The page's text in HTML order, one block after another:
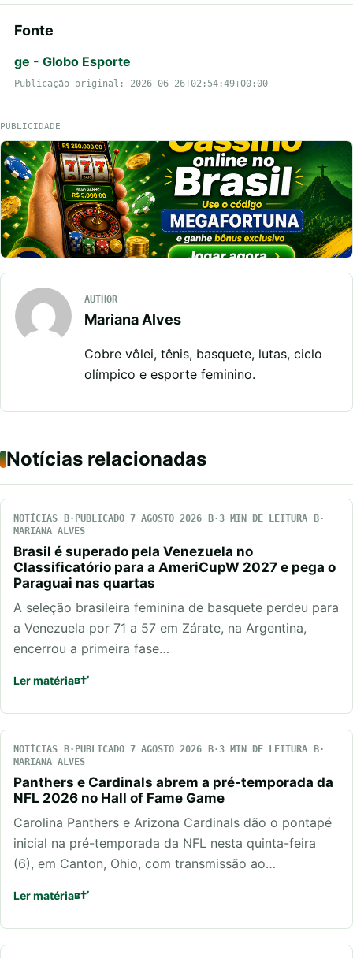
Fonte
ge - Globo Esporte
Publicação original: 2026-06-26T02:54:49+00:00
PUBLICIDADE
AUTHOR
Mariana Alves
Cobre vôlei, tênis, basquete, lutas, ciclo
olímpico e esporte feminino.
Notícias relacionadas
NOTÍCIAS PUBLICADO 7 AGOSTO 2026
3 MIN DE LEITURA
MARIANA ALVES
Brasil é superado pela Venezuela no
Classificatório para a AmeriCupW 2027 e pega o
Paraguai nas quartas
A seleção brasileira feminina de basquete perdeu para
a Venezuela por 71 a 57 em Zárate, na Argentina,
encerrou a primeira fase…
Ler matéria
NOTÍCIAS PUBLICADO 7 AGOSTO 2026
3 MIN DE LEITURA
MARIANA ALVES
Panthers e Cardinals abrem a pré-temporada da
NFL 2026 no Hall of Fame Game
Carolina Panthers e Arizona Cardinals dão o pontapé
inicial na pré-temporada da NFL nesta quinta-feira
(6), em Canton, Ohio, com transmissão ao…
Ler matéria